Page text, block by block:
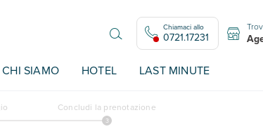
Chiamaci allo
0721.17231
CHI SIAMO HOTEL LAST MINUTE
Concludi la prenotazione